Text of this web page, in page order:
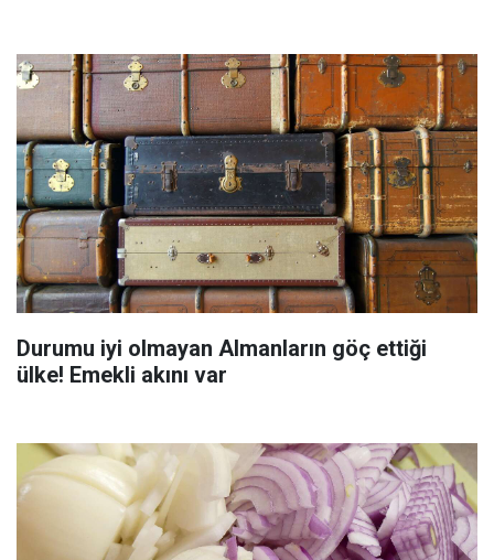
Durumu iyi olmayan Almanların göç ettiği
ülke! Emekli akını var